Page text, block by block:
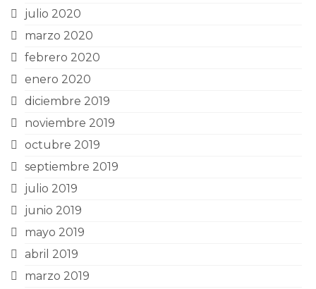
julio 2020
marzo 2020
febrero 2020
enero 2020
diciembre 2019
noviembre 2019
octubre 2019
septiembre 2019
julio 2019
junio 2019
mayo 2019
abril 2019
marzo 2019